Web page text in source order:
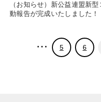
（お知らせ）新公益連盟新
動報告が完成いたしました！
... 5 6